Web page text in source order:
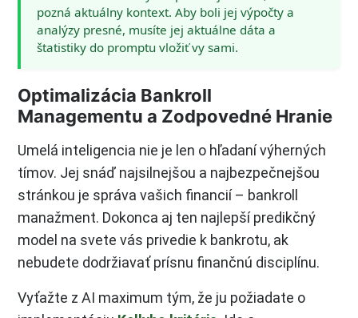
pozná aktuálny kontext. Aby boli jej výpočty a
analýzy presné, musíte jej aktuálne dáta a
štatistiky do promptu vložiť vy sami.
Optimalizácia Bankroll
Managementu a Zodpovedné Hranie
Umelá inteligencia nie je len o hľadaní výherných
tímov. Jej snáď najsilnejšou a najbezpečnejšou
stránkou je správa vašich financií – bankroll
manažment. Dokonca aj ten najlepší predikčný
model na svete vás privedie k bankrotu, ak
nebudete dodržiavať prísnu finančnú disciplínu.
Vyťažte z AI maximum tým, že ju požiadate o